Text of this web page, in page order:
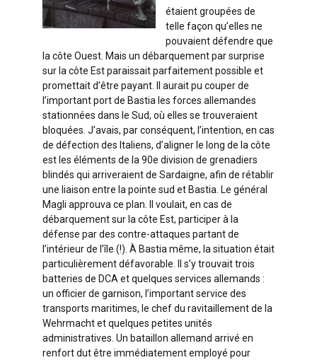
étaient groupées de
telle façon qu’elles ne
pouvaient défendre que
la côte Ouest. Mais un débarquement par surprise
sur la côte Est paraissait parfaitement possible et
promettait d’être payant. Il aurait pu couper de
l’important port de Bastia les forces allemandes
stationnées dans le Sud, où elles se trouveraient
bloquées. J’avais, par conséquent, l’intention, en cas
de défection des Italiens, d’aligner le long de la côte
est les éléments de la 90e division de grenadiers
blindés qui arriveraient de Sardaigne, afin de rétablir
une liaison entre la pointe sud et Bastia. Le général
Magli approuva ce plan. Il voulait, en cas de
débarquement sur la côte Est, participer à la
défense par des contre-attaques partant de
l’intérieur de l’île (!). À Bastia même, la situation était
particulièrement défavorable. Il s’y trouvait trois
batteries de DCA et quelques services allemands :
un officier de garnison, l’important service des
transports maritimes, le chef du ravitaillement de la
Wehrmacht et quelques petites unités
administratives. Un bataillon allemand arrivé en
renfort dut être immédiatement employé pour